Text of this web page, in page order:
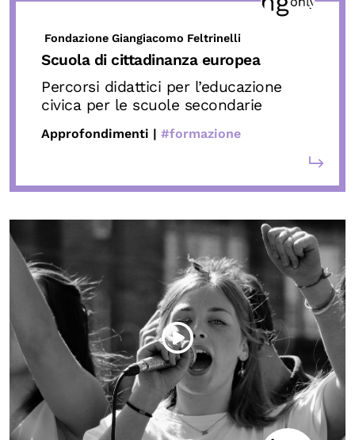
Fondazione Giangiacomo Feltrinelli
Scuola di cittadinanza europea
Percorsi didattici per l’educazione
civica per le scuole secondarie
Approfondimenti | #formazione